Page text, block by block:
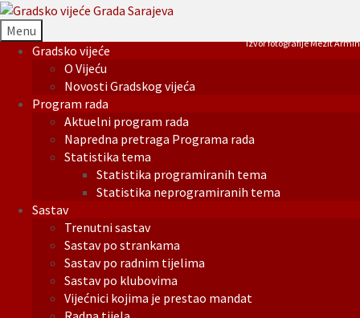
Menu
Gradsko vijeće
O Vijeću
Novosti Gradskog vijeća
Program rada
Aktuelni program rada
Napredna pretraga Programa rada
Statistika tema
Statistika programiranih tema
Statistika neprogramiranih tema
Sastav
Trenutni sastav
Sastav po strankama
Sastav po radnim tijelima
Sastav po klubovima
Vijećnici kojima je prestao mandat
Izvor fotografije Mezit Armin